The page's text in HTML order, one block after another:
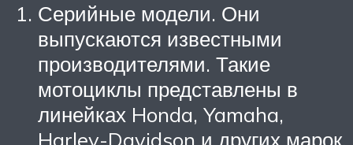
Серийные модели. Они
выпускаются известными
производителями. Такие
мотоциклы представлены в
линейках Honda, Yamaha,
Harley-Davidson и других марок.